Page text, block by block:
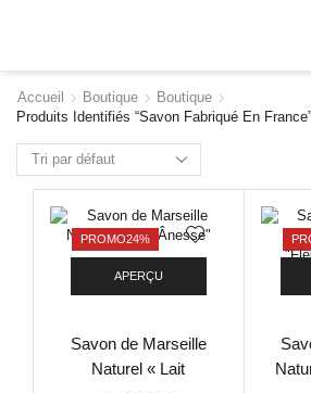
Accueil Boutique
Boutique
Produits Identifiés “savon Fabriqué En France”
PROMO24%
APERÇU
Savon de Marseille
Naturel « Lait